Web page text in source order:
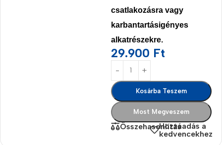
csatlakozásra vagy
karbantartásigényes
alkatrészekre.
29.900 Ft
Kosárba Teszem
Most Megveszem
ÖsszehasonlításHozzáadás a
kedvencekhez